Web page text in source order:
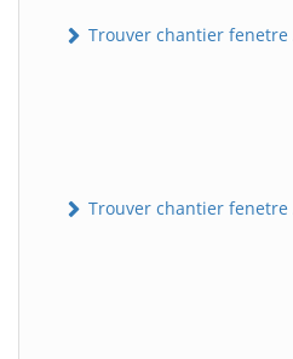
Trouver chantier
Trouver chantier fenetre